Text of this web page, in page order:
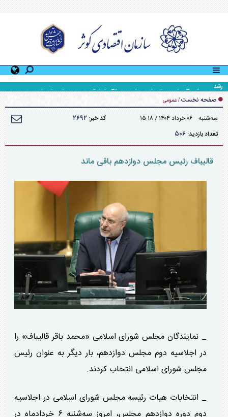
رشد ۴۰۰ درصدی سود خالص شرکت سرمایه گذاری آوانوین نسبت به سال مالی قبل
صفحه نخست / عمومی
سه‌شنبه ۰۶ خرداد ۱۴۰۴ / ۱۵:۱۸ کد خبر: ۲۶۹۲
تعداد بازدید: ۵۰۶
قالیباف رئیس مجلس دوازدهم باقی ماند
_ نمایندگان مجلس شورای اسلامی «محمد باقر قالیباف» را
در اجلاسیه دوم مجلس دوازدهم، بار دیگر به عنوان رئیس
مجلس شورای اسلامی انتخاب کردند.
_ انتخابات هیات رئیسه مجلس شورای اسلامی در اجلاسیه
دوم دوره دوازدهم مجلس، امروز سه‌شنبه ۶ خردادماه در